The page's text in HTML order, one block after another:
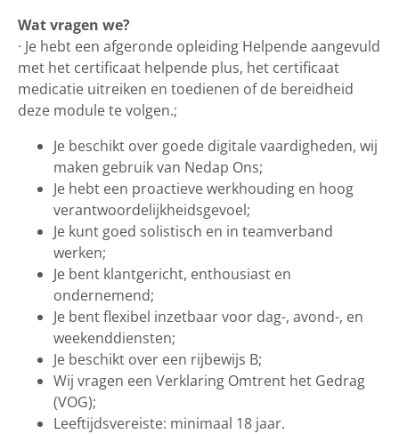
Wat vragen we?
· Je hebt een afgeronde opleiding Helpende aangevuld
met het certificaat helpende plus, het certificaat
medicatie uitreiken en toedienen of de bereidheid
deze module te volgen.;
Je beschikt over goede digitale vaardigheden, wij
maken gebruik van Nedap Ons;
Je hebt een proactieve werkhouding en hoog
verantwoordelijkheidsgevoel;
Je kunt goed solistisch en in teamverband
werken;
Je bent klantgericht, enthousiast en
ondernemend;
Je bent flexibel inzetbaar voor dag-, avond-, en
weekenddiensten;
Je beschikt over een rijbewijs B;
Wij vragen een Verklaring Omtrent het Gedrag
(VOG);
Leeftijdsvereiste: minimaal 18 jaar.